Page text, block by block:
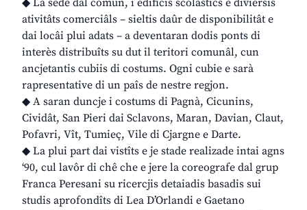
◆ La sede dal comun, i edificis scolastics e diviersis
ativitâts comerciâls – sieltis daûr de disponibilitât e
dai locâi plui adats – a deventaran dodis ponts di
interès distribuîts su dut il teritori comunâl, cun
ancjetantis cubiis di costums. Ogni cubie e sarà
rapresentative di un paîs de nestre regjon.
◆ A saran duncje i costums di Pagnà, Cicunins,
Cividât, San Pieri dai Sclavons, Maran, Davian, Claut,
Pofavri, Vît, Tumieç, Vile di Cjargne e Darte.
◆ La plui part dai vistîts e je stade realizade intai agns
‘90, cul lavôr di chê che e jere la coreografe dal grup
Franca Peresani su ricercjis detaiadis basadis sui
studis aprofondîts di Lea D’Orlandi e Gaetano